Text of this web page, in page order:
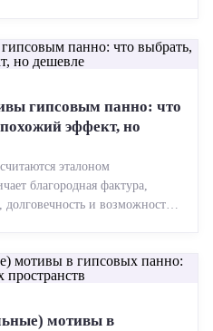
гипсовым панно: что
эффект, но
эталоном
благородная фактура,
долговечность и возможность
мотивы в